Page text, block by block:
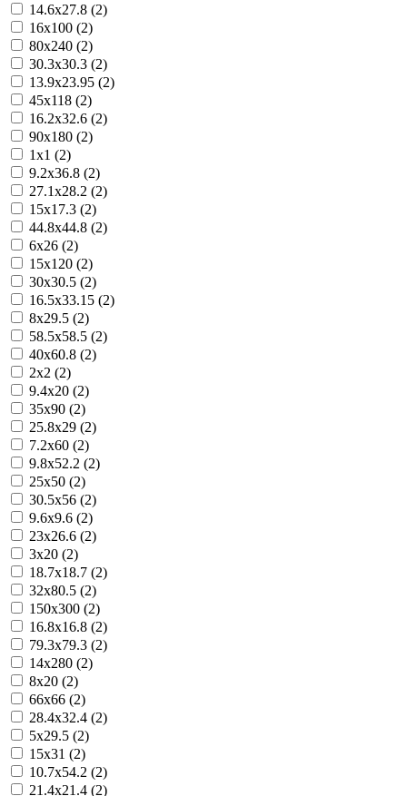
14.6x27.8 (2)
16x100 (2)
80x240 (2)
30.3x30.3 (2)
13.9x23.95 (2)
45x118 (2)
16.2x32.6 (2)
90x180 (2)
1x1 (2)
9.2x36.8 (2)
27.1x28.2 (2)
15x17.3 (2)
44.8x44.8 (2)
6x26 (2)
15x120 (2)
30x30.5 (2)
16.5x33.15 (2)
8x29.5 (2)
58.5x58.5 (2)
40x60.8 (2)
2x2 (2)
9.4x20 (2)
35x90 (2)
25.8x29 (2)
7.2x60 (2)
9.8x52.2 (2)
25x50 (2)
30.5x56 (2)
9.6x9.6 (2)
23x26.6 (2)
3x20 (2)
18.7x18.7 (2)
32x80.5 (2)
150x300 (2)
16.8x16.8 (2)
79.3x79.3 (2)
14x280 (2)
8x20 (2)
66x66 (2)
28.4x32.4 (2)
5x29.5 (2)
15x31 (2)
10.7x54.2 (2)
21.4x21.4 (2)